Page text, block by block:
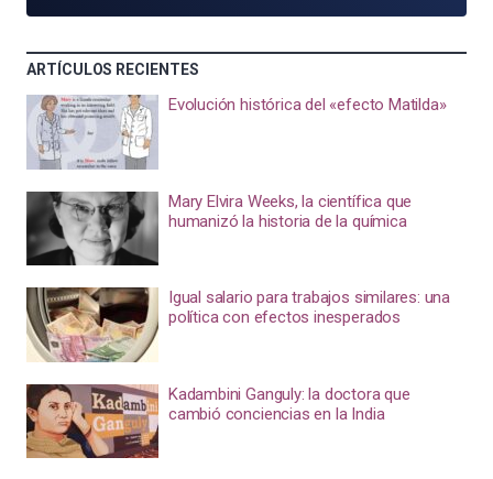
ARTÍCULOS RECIENTES
Evolución histórica del «efecto Matilda»
Mary Elvira Weeks, la científica que
humanizó la historia de la química
Igual salario para trabajos similares: una
política con efectos inesperados
Kadambini Ganguly: la doctora que
cambió conciencias en la India